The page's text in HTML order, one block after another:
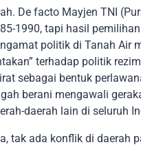
De facto Mayjen TNI
1990, tapi hasil
politik di Tanah Air
terhadap politik
sebagai bentuk
berani mengawali
daerah lain di seluruh
tak ada konflik di daerah